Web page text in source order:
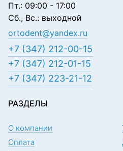
Пт.: 09:00 - 17:00
Сб., Вс.: выходной
ortodent@yandex.ru
+7 (347) 212-00-15
+7 (347) 212-01-15
+7 (347) 223-21-12
РАЗДЕЛЫ
О компании
Оплата